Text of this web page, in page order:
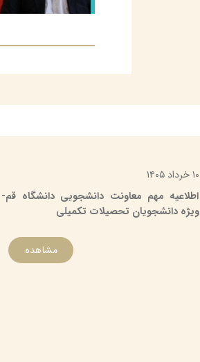
۱۰ خرداد ۱۴۰۵
اطلاعیه مهم معاونت دانشجویی دانشگاه قم-
ویژه دانشجویان تحصیلات تکمیلی
مشاهده